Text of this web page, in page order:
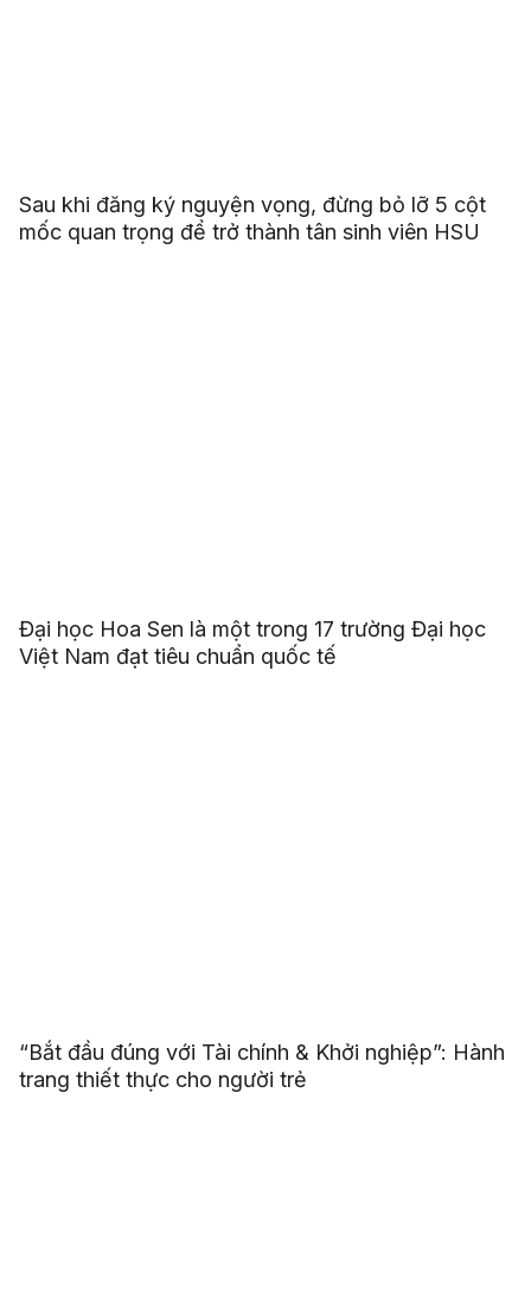
Sau khi đăng ký nguyện vọng, đừng bỏ lỡ 5 cột
mốc quan trọng để trở thành tân sinh viên HSU
Đại học Hoa Sen là một trong 17 trường Đại học
Việt Nam đạt tiêu chuẩn quốc tế
“Bắt đầu đúng với Tài chính & Khởi nghiệp”: Hành
trang thiết thực cho người trẻ